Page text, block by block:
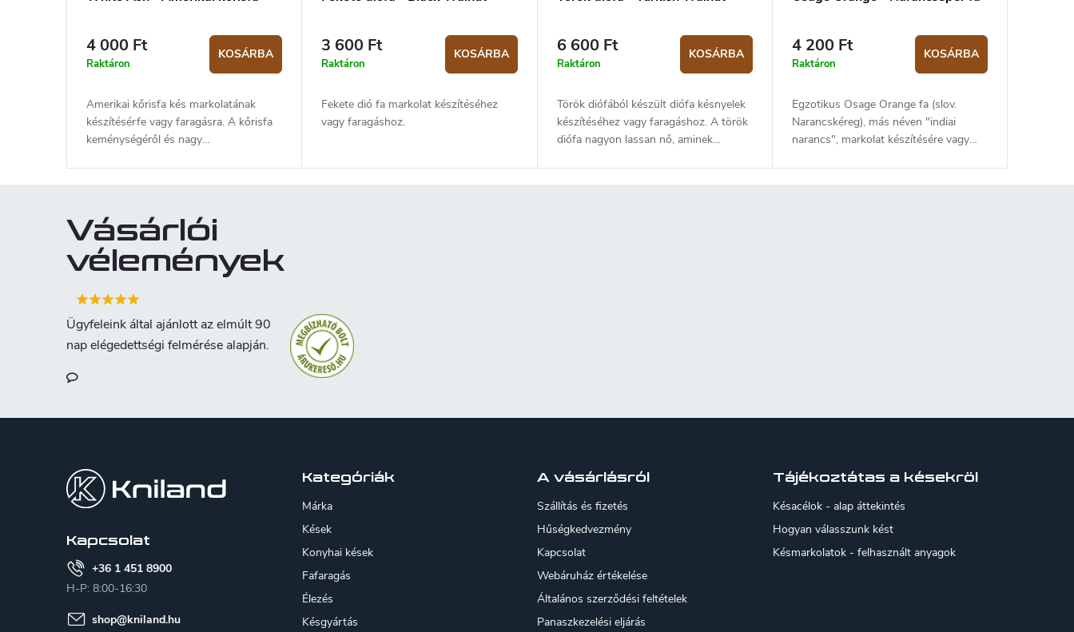
4 000 Ft
Raktáron
KOSÁRBA
Amerikai kőrisfa kés markolatának
készítésérfe vagy faragásra. A kőrisfa
keménységéről és nagy
3 600 Ft
Raktáron
KOSÁRBA
Fekete dió fa markolat készítéséhez
vagy faragáshoz.
6 600 Ft
Raktáron
KOSÁRBA
Török diófából készült diófa késnyelek
készítéséhez vagy faragáshoz. A török
diófa nagyon lassan nő, aminek
4 200 Ft
Raktáron
KOSÁRBA
Egzotikus Osage Orange fa (slov.
Narancskéreg), más néven "indiai
narancs", markolat készítésére vagy
Vásárlói
vélemények
Kapcsolat
+36 1 451 8900
H-P: 8:00-16:30
shop@kniland.hu
Kategóriák
Márka
Kések
Konyhai kések
Fafaragás
Élezés
Késgyártás
A vásárlásról
Szállítás és fizetés
Hűségkedvezmény
Kapcsolat
Webáruház értékelése
Általános szerződési feltételek
Panaszkezelési eljárás
Tájékoztátas a késekröl
Késacélok - alap áttekintés
Hogyan válasszunk kést
Késmarkolatok - felhasznált anyagok